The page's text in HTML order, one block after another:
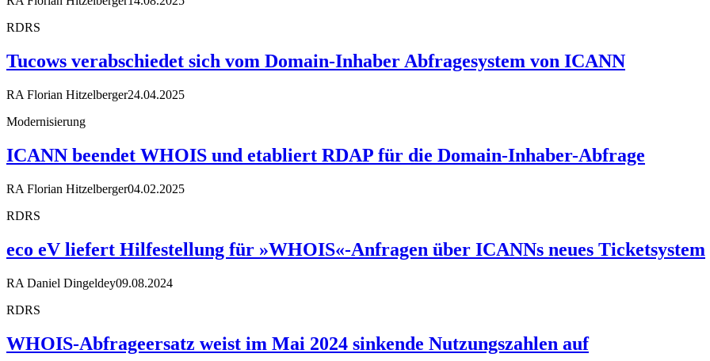
RDRS
Tucows verabschiedet sich vom Domain-Inhaber Abfragesystem von ICANN
RA Florian Hitzelberger24.04.2025
Modernisierung
ICANN beendet WHOIS und etabliert RDAP für die Domain-Inhaber-Abfrage
RA Florian Hitzelberger04.02.2025
RDRS
eco eV liefert Hilfestellung für »WHOIS«-Anfragen über ICANNs neues Ticketsystem
RA Daniel Dingeldey09.08.2024
RDRS
WHOIS-Abfrageersatz weist im Mai 2024 sinkende Nutzungszahlen auf